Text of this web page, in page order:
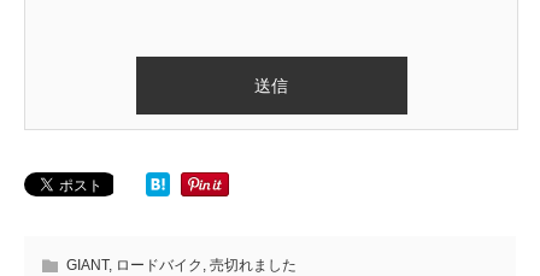
GIANT, ロードバイク , 売切れました